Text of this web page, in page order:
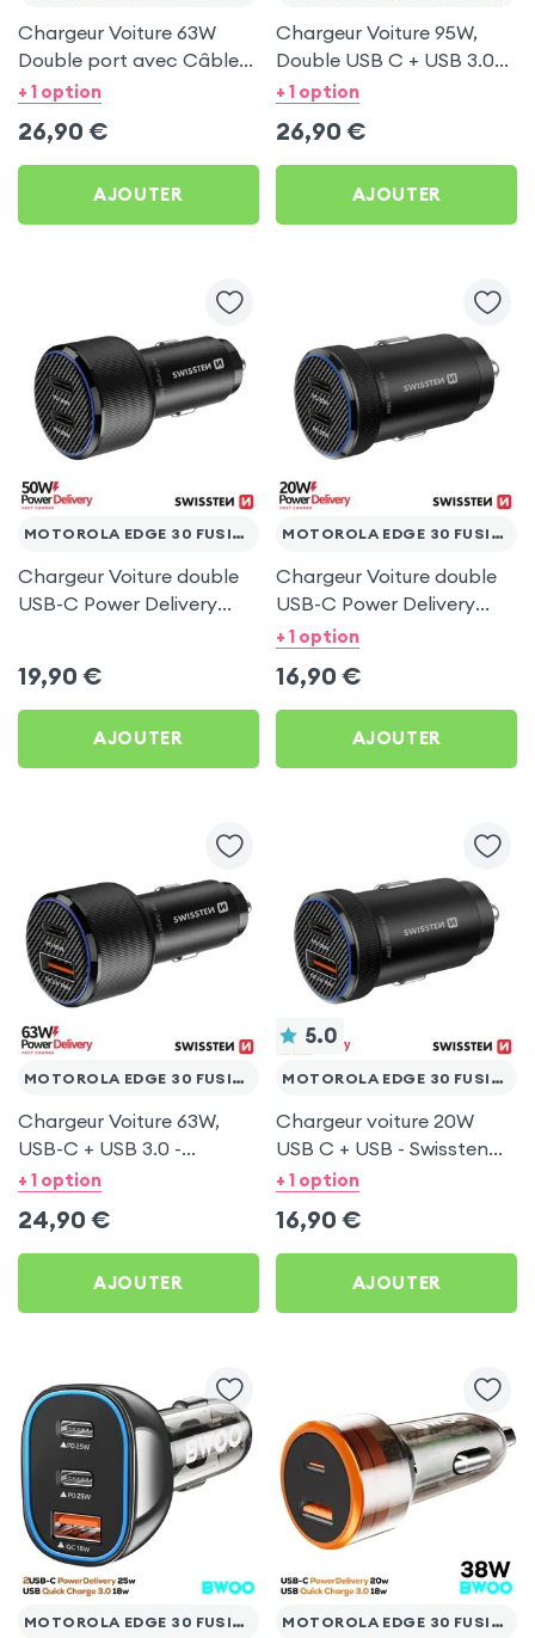
Chargeur Voiture 63W
Double port avec Câble
USB C 1m pour Motorola
+ 1 option
26,90 €
AJOUTER
Chargeur Voiture 95W,
Double USB C + USB 3.0
pour Motorola Edge 30
+ 1 option
26,90 €
AJOUTER
MOTOROLA EDGE 30 FUSION
Chargeur Voiture double
USB-C Power Delivery
19,90 €
AJOUTER
MOTOROLA EDGE 30 FUSION
Chargeur Voiture double
USB-C Power Delivery
20W - Swissten pour
+ 1 option
16,90 €
AJOUTER
MOTOROLA EDGE 30 FUSION
Chargeur Voiture 63W,
USB-C + USB 3.0 -
Swissten pour Motorola
+ 1 option
24,90 €
AJOUTER
5.0
MOTOROLA EDGE 30 FUSION
Chargeur voiture 20W
USB C + USB - Swissten
pour Motorola Edge 30
+ 1 option
16,90 €
AJOUTER
MOTOROLA EDGE 30 FUSION MOTOROLA EDGE 30 FUSION